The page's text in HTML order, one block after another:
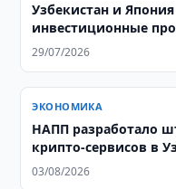
Узбекистан и
инвестиционные
29/07/2026
ЭКОНОМИКА
НАПП разработало
крипто-сервисов в
03/08/2026